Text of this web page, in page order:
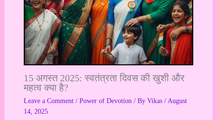
15 अगस्त 2025: स्वतंत्रता दिवस की खुशी और
महत्व क्या है?
Leave a Comment / Power of Devotion/ By Vikas / August
14, 2025